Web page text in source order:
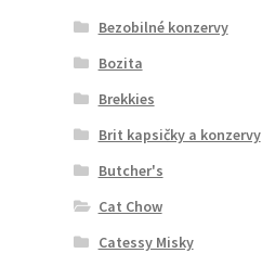
Bezobilné konzervy
Bozita
Brekkies
Brit kapsičky a konzervy
Butcher's
Cat Chow
Catessy Misky